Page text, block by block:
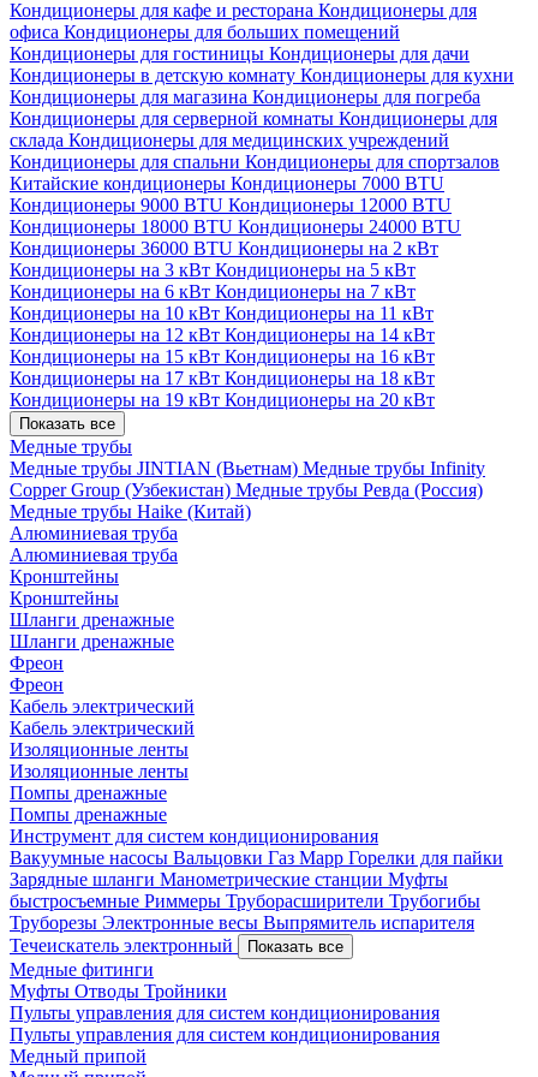
Кондиционеры для кафе и ресторана Кондиционеры для
офиса Кондиционеры для больших помещений
Кондиционеры для гостиницы Кондиционеры для дачи
Кондиционеры в детскую комнату Кондиционеры для кухни
Кондиционеры для магазина Кондиционеры для погреба
Кондиционеры для серверной комнаты Кондиционеры для
склада Кондиционеры для медицинских учреждений
Кондиционеры для спальни Кондиционеры для спортзалов
Китайские кондиционеры Кондиционеры 7000 BTU
Кондиционеры 9000 BTU Кондиционеры 12000 BTU
Кондиционеры 18000 BTU Кондиционеры 24000 BTU
Кондиционеры 36000 BTU Кондиционеры на 2 кВт
Кондиционеры на 3 кВт Кондиционеры на 5 кВт
Кондиционеры на 6 кВт Кондиционеры на 7 кВт
Кондиционеры на 10 кВт Кондиционеры на 11 кВт
Кондиционеры на 12 кВт Кондиционеры на 14 кВт
Кондиционеры на 15 кВт Кондиционеры на 16 кВт
Кондиционеры на 17 кВт Кондиционеры на 18 кВт
Кондиционеры на 19 кВт Кондиционеры на 20 кВт
Показать все
Медные трубы
Медные трубы JINTIAN (Вьетнам) Медные трубы Infinity
Copper Group (Узбекистан) Медные трубы Ревда (Россия)
Медные трубы Haike (Китай)
Алюминиевая труба
Алюминиевая труба
Кронштейны
Кронштейны
Шланги дренажные
Шланги дренажные
Фреон
Фреон
Кабель электрический
Кабель электрический
Изоляционные ленты
Изоляционные ленты
Помпы дренажные
Помпы дренажные
Инструмент для систем кондиционирования
Вакуумные насосы Вальцовки Газ Mapp Горелки для пайки
Зарядные шланги Манометрические станции Муфты
быстросъемные Риммеры Труборасширители Трубогибы
Труборезы Электронные весы Выпрямитель испарителя
Течеискатель электронный
Показать все
Медные фитинги
Муфты Отводы Тройники
Пульты управления для систем кондиционирования
Пульты управления для систем кондиционирования
Медный припой